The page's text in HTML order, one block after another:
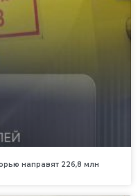
направят 226,8 млн